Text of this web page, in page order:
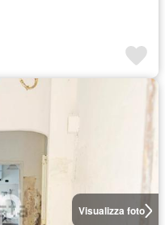
Visualizza foto